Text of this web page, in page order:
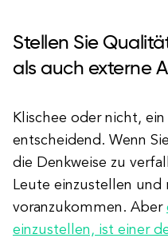
Stellen Sie
als auch externe
Klischee oder nicht,
entscheidend. Wenn
die Denkweise zu
Leute einzustellen
voranzukommen. Aber
einzustellen, ist einer